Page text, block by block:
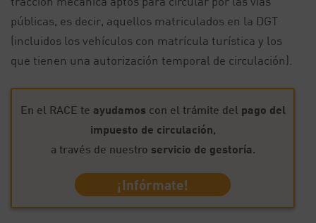
públicas, es decir, aquellos matriculados en la DGT
(incluidos los vehículos con matrícula turística y los
que tienen una autorización temporal de circulación).
En el RACE te ayudamos con el trámite del pago del
impuesto de circulación,
a través de nuestro servicio de gestoría.
¡Infórmate!